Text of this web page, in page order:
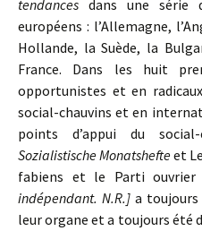
tendances dans une série
européens : l’Allemagne,
Hollande, la Suède, la
France. Dans les huit
opportunistes et en
social-chauvins et en
points d’appui du
Sozialistische Monatshefteet
fabiens et le Parti ouvrier
indépendant. N.R.] a toujours
leur organe et a toujours été